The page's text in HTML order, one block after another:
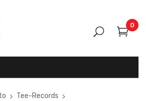
0
Tee-Records